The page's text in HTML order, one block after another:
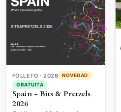
FOLLETO · 2026
NOVEDAD
GRATUITA
Spain - Bits & Pretzels
2026